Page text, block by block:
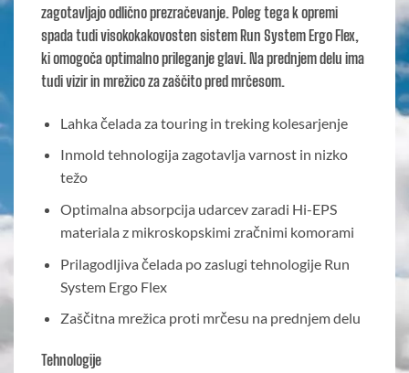
zagotavljajo odlično prezračevanje. Poleg tega k opremi
spada tudi visokokakovosten sistem Run System Ergo Flex,
ki omogoča optimalno prileganje glavi. Na prednjem delu ima
tudi vizir in mrežico za zaščito pred mrčesom.
Lahka čelada za touring in treking kolesarjenje
Inmold tehnologija zagotavlja varnost in nizko
težo
Optimalna absorpcija udarcev zaradi Hi-EPS
materiala z mikroskopskimi zračnimi komorami
Prilagodljiva čelada po zaslugi tehnologije Run
System Ergo Flex
Zaščitna mrežica proti mrčesu na prednjem delu
Tehnologije